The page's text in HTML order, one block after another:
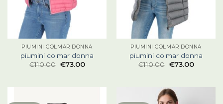
PIUMINI COLMAR DONNA
piumini colmar donna
€110.00 €73.00
PIUMINI COLMAR DONNA
piumini colmar donna
€110.00 €73.00